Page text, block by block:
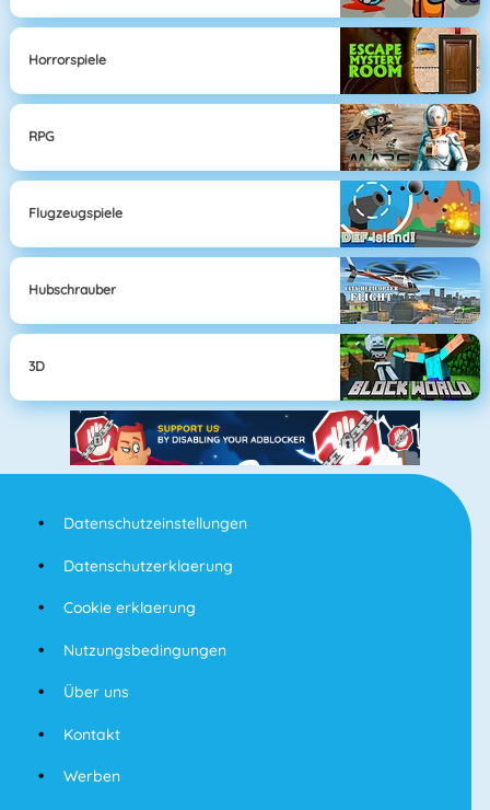
Horrorspiele
RPG
Flugzeugspiele
Hubschrauber
3D
Datenschutzeinstellungen
Datenschutzerklaerung
Cookie erklaerung
Nutzungsbedingungen
Über uns
Kontakt
Werben